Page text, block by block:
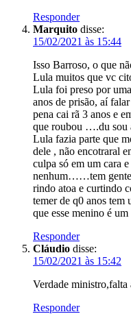
Responder
Marquito disse:
15/02/2021 às 15:44
Isso Barroso, o que
Lula muitos que vc
Lula foi preso por
anos de prisão, aí
pena cai rã 3 anos e
que roubou ….du sou
Lula fazia parte que
dele , não encotraral
culpa só em um cara
nenhum……tem gente
rindo atoa e curtindo
temer de q0 anos tem
que esse menino é
Responder
Cláudio disse:
15/02/2021 às 15:42
Verdade ministro,falta
Responder